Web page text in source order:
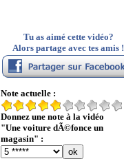
Tu as aimé cette vidéo?
Alors partage avec tes amis !
Note actuelle :
Donnez une note à la vidéo
"Une voiture dÃ©fonce un
magasin" :